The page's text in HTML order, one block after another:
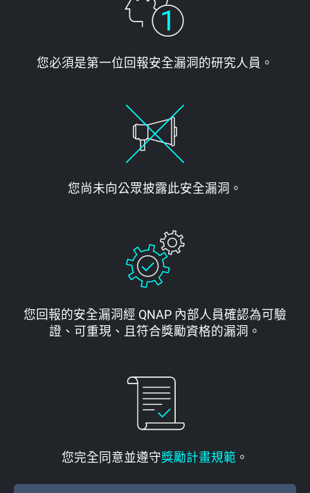
您必須是第一位回報安全漏洞的研究人員。
您尚未向公眾披露此安全漏洞。
您回報的安全漏洞經 QNAP 內部人員確認為可驗
證、可重現、且符合獎勵資格的漏洞。
您完全同意並遵守獎勵計畫規範 。